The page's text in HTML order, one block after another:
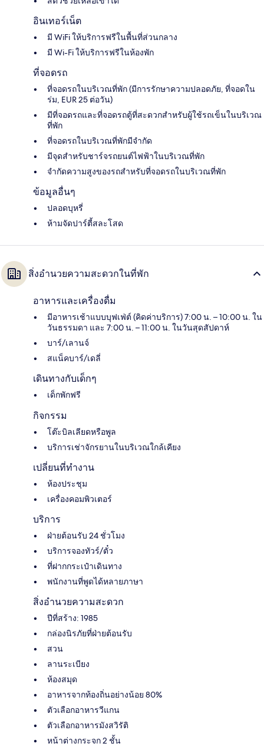
อินเทอร์เน็ต
มี WiFi ให้บริการฟรีในพื้นที่ส่วนกลาง
มี Wi-Fi ให้บริการฟรีในห้องพัก
ที่จอดรถ
ที่จอดรถในบริเวณที่พัก (มีการรักษาความปลอดภัย, ที่จอดใน
ร่ม, EUR 25 ต่อวัน)
มีที่จอดรถและที่จอดรถตู้ที่สะดวกสำหรับผู้ใช้รถเข็นในบริเวณ
ที่พัก
ที่จอดรถในบริเวณที่พักมีจำกัด
มีจุดสำหรับชาร์จรถยนต์ไฟฟ้าในบริเวณที่พัก
จำกัดความสูงของรถสำหรับที่จอดรถในบริเวณที่พัก
ข้อมูลอื่นๆ
ปลอดบุหรี่
ห้ามจัดปาร์ตี้สละโสด
สิ่งอำนวยความสะดวกในที่พัก
อาหารและเครื่องดื่ม
มีอาหารเช้าแบบบุฟเฟ่ต์ (คิดค่าบริการ) 7:00 น. – 10:00 น. ใน
วันธรรมดา และ 7:00 น. – 11:00 น. ในวันสุดสัปดาห์
บาร์/เลานจ์
สแน็คบาร์/เดลี่
เดินทางกับเด็กๆ
เด็กพักฟรี
กิจกรรม
โต๊ะบิลเลียดหรือพูล
บริการเช่าจักรยานในบริเวณใกล้เคียง
เปลี่ยนที่ทำงาน
ห้องประชุม
เครื่องคอมพิวเตอร์
บริการ
ฝ่ายต้อนรับ 24 ชั่วโมง
บริการจองทัวร์/ตั๋ว
ที่ฝากกระเป๋าเดินทาง
พนักงานที่พูดได้หลายภาษา
สิ่งอำนวยความสะดวก
ปีที่สร้าง: 1985
กล่องนิรภัยที่ฝ่ายต้อนรับ
สวน
ลานระเบียง
ห้องสมุด
อาหารจากท้องถิ่นอย่างน้อย 80%
ตัวเลือกอาหารวีแกน
ตัวเลือกอาหารมังสวิรัติ
หน้าต่างกระจก 2 ชั้น